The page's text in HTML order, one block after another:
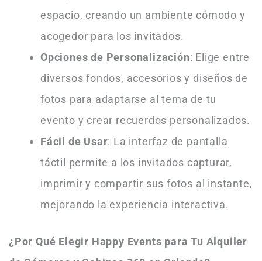
espacio, creando un ambiente cómodo y
acogedor para los invitados.
Opciones de Personalización: Elige entre
diversos fondos, accesorios y diseños de
fotos para adaptarse al tema de tu
evento y crear recuerdos personalizados.
Fácil de Usar: La interfaz de pantalla
táctil permite a los invitados capturar,
imprimir y compartir sus fotos al instante,
mejorando la experiencia interactiva.
¿Por Qué Elegir Happy Events para Tu Alquiler